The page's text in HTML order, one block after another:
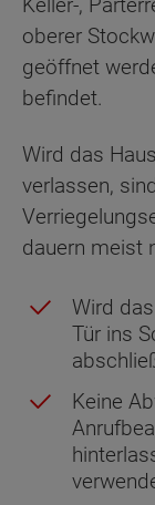
Keller-,
oberer
geöffnet
befindet.
Wird das
verlassen,
dauern meist
Wird
Tür ins
Keine